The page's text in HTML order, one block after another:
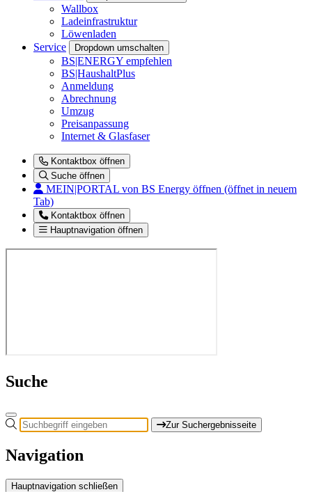
Wallbox
Ladeinfrastruktur
Löwenladen
Service
Dropdown umschalten
BS|ENERGY empfehlen
BS|HaushaltPlus
Anmeldung
Abrechnung
Umzug
Preisanpassung
Internet & Glasfaser
Kontaktbox öffnen
Suche öffnen
MEIN|PORTAL von BS Energy öffnen (öffnet in neuem
Tab)
Kontaktbox öffnen
Hauptnavigation öffnen
Suche
Zur Suchergebnisseite
Navigation
Hauptnavigation schließen